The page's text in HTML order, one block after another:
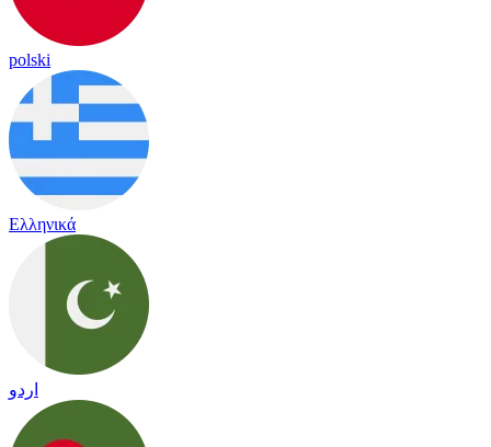
polski
Ελληνικά
اردو